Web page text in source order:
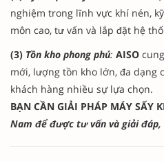
nghiệm trong lĩnh vực khí nén,
môn cao, tư vấn và lắp đặt hệ
(3) Tồn kho phong phú: AISO
mới, lượng tồn kho lớn, đa dạng
khách hàng nhiều sự lựa chọn.
BẠN CẦN GIẢI PHÁP MÁY SẤY
Nam để được tư vấn và giải đáp,